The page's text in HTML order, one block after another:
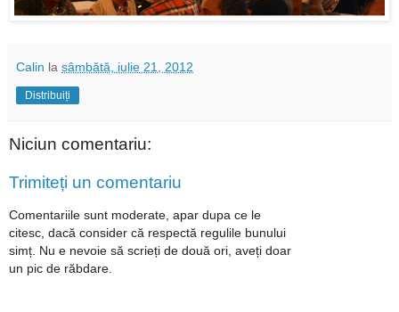
Calin la sâmbătă, iulie 21, 2012
Distribuiți
Niciun comentariu:
Trimiteți un comentariu
Comentariile sunt moderate, apar dupa ce le
citesc, dacă consider că respectă regulile bunului
simț. Nu e nevoie să scrieți de două ori, aveți doar
un pic de răbdare.